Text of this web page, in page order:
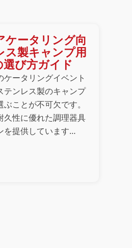
ケータリング向
ス製キャンプ用
選び方ガイド
ケータリングイベント
テンレス製のキャンプ
ことが不可欠です。
久性に優れた調理器具
を提供しています…